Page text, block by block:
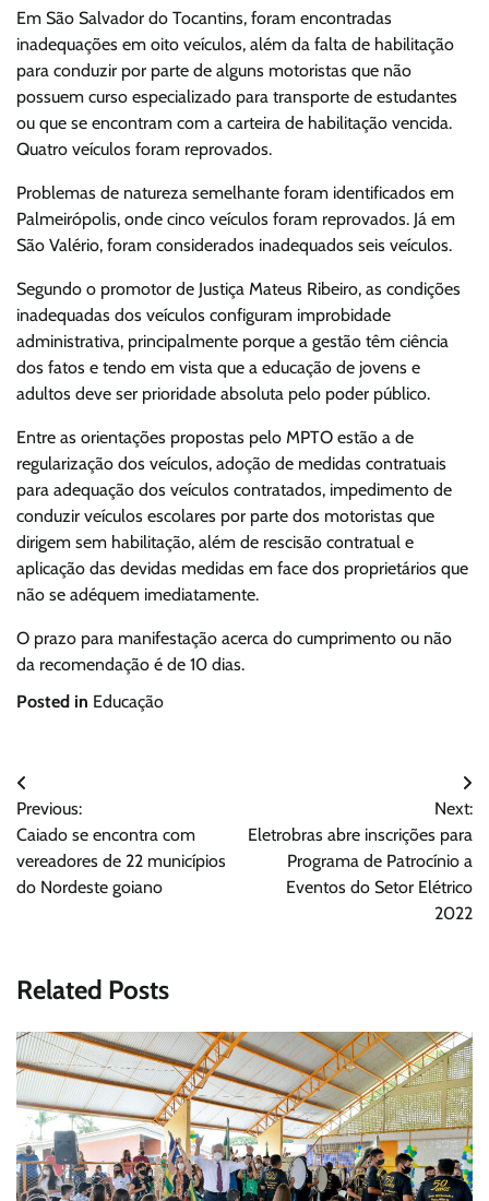
Em São Salvador do Tocantins, foram encontradas
inadequações em oito veículos, além da falta de habilitação
para conduzir por parte de alguns motoristas que não
possuem curso especializado para transporte de estudantes
ou que se encontram com a carteira de habilitação vencida.
Quatro veículos foram reprovados.
Problemas de natureza semelhante foram identificados em
Palmeirópolis, onde cinco veículos foram reprovados. Já em
São Valério, foram considerados inadequados seis veículos.
Segundo o promotor de Justiça Mateus Ribeiro, as condições
inadequadas dos veículos configuram improbidade
administrativa, principalmente porque a gestão têm ciência
dos fatos e tendo em vista que a educação de jovens e
adultos deve ser prioridade absoluta pelo poder público.
Entre as orientações propostas pelo MPTO estão a de
regularização dos veículos, adoção de medidas contratuais
para adequação dos veículos contratados, impedimento de
conduzir veículos escolares por parte dos motoristas que
dirigem sem habilitação, além de rescisão contratual e
aplicação das devidas medidas em face dos proprietários que
não se adéquem imediatamente.
O prazo para manifestação acerca do cumprimento ou não
da recomendação é de 10 dias.
Posted in Educação
Navegação
de
Post
Previous:
Caiado se encontra com
vereadores de 22 municípios
do Nordeste goiano
Next:
Eletrobras abre inscrições para
Programa de Patrocínio a
Eventos do Setor Elétrico
2022
Related Posts